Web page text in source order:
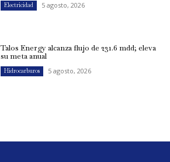
Electricidad 5 agosto, 2026
Talos Energy alcanza flujo de 231.6 mdd; eleva
su meta anual
Hidrocarburos 5 agosto, 2026